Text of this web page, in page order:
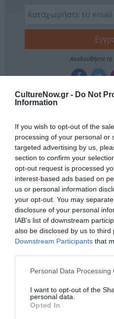
CultureNow.gr - Do Not
Information
If you wish to opt-out of the
processing of your personal or
targeted advertising by us,
section to confirm your
opt-out request is processed
interest-based ads based on
us or personal information
your opt-out. You may
disclosure of your personal
IAB’s list of downstream
also be disclosed by us to third
Downstream Participants that
Personal Data Processing
I want to opt-out of the
personal data.
Opted In
Ακολουθήστε
O «Οιδίποδας» του
Ρόμπερτ Άικ ξανά
στη Στέγη – Με τους
Νίκο Κουρή & Μαρία
Κεχαγιόγλου